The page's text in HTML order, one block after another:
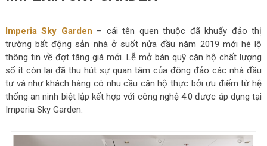
Imperia Sky Garden – cái tên quen thuộc đã khuấy đảo thị
trường bất động sản nhà ở suốt nửa đầu năm 2019 mới hé lộ
thông tin về đợt tăng giá mới. Lễ mở bán quỹ căn hộ chất lượng
số ít còn lại đã thu hút sự quan tâm của đông đảo các nhà đầu
tư và như khách hàng có nhu cầu căn hộ thực bởi ưu điểm từ hệ
thống an ninh biệt lập kết hợp với công nghệ 4.0 được áp dụng tại
Imperia Sky Garden.